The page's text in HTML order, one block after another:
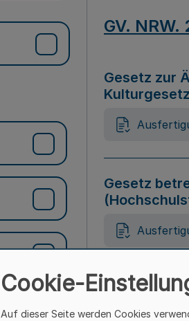
GV.
Gesetz zur
Gesetz
Gesetz zur
Cookie-
Auf dieser Seite werden Cookies